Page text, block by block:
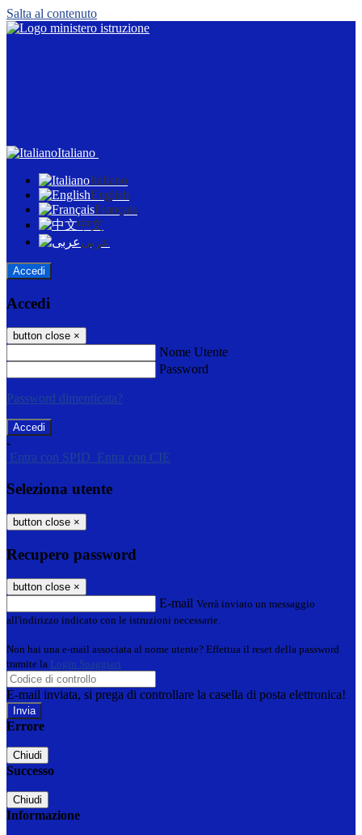
Salta al contenuto
Italiano
Italiano
English
Français
中文
عربى
Accedi
Accedi
button close ×
Nome Utente
Password
Password dimenticata?
-
Entra con SPID
Entra con CIE
Seleziona utente
button close ×
Recupero password
button close ×
E-mail Verrà inviato un messaggio
all'indirizzo indicato con le istruzioni necessarie.
Non hai una e-mail associata al nome utente? Effettua il reset della password
tramite la Login Spaggiari
E-mail inviata, si prega di controllare la casella di posta elettronica!
Errore
Chiudi
Successo
Chiudi
Informazione